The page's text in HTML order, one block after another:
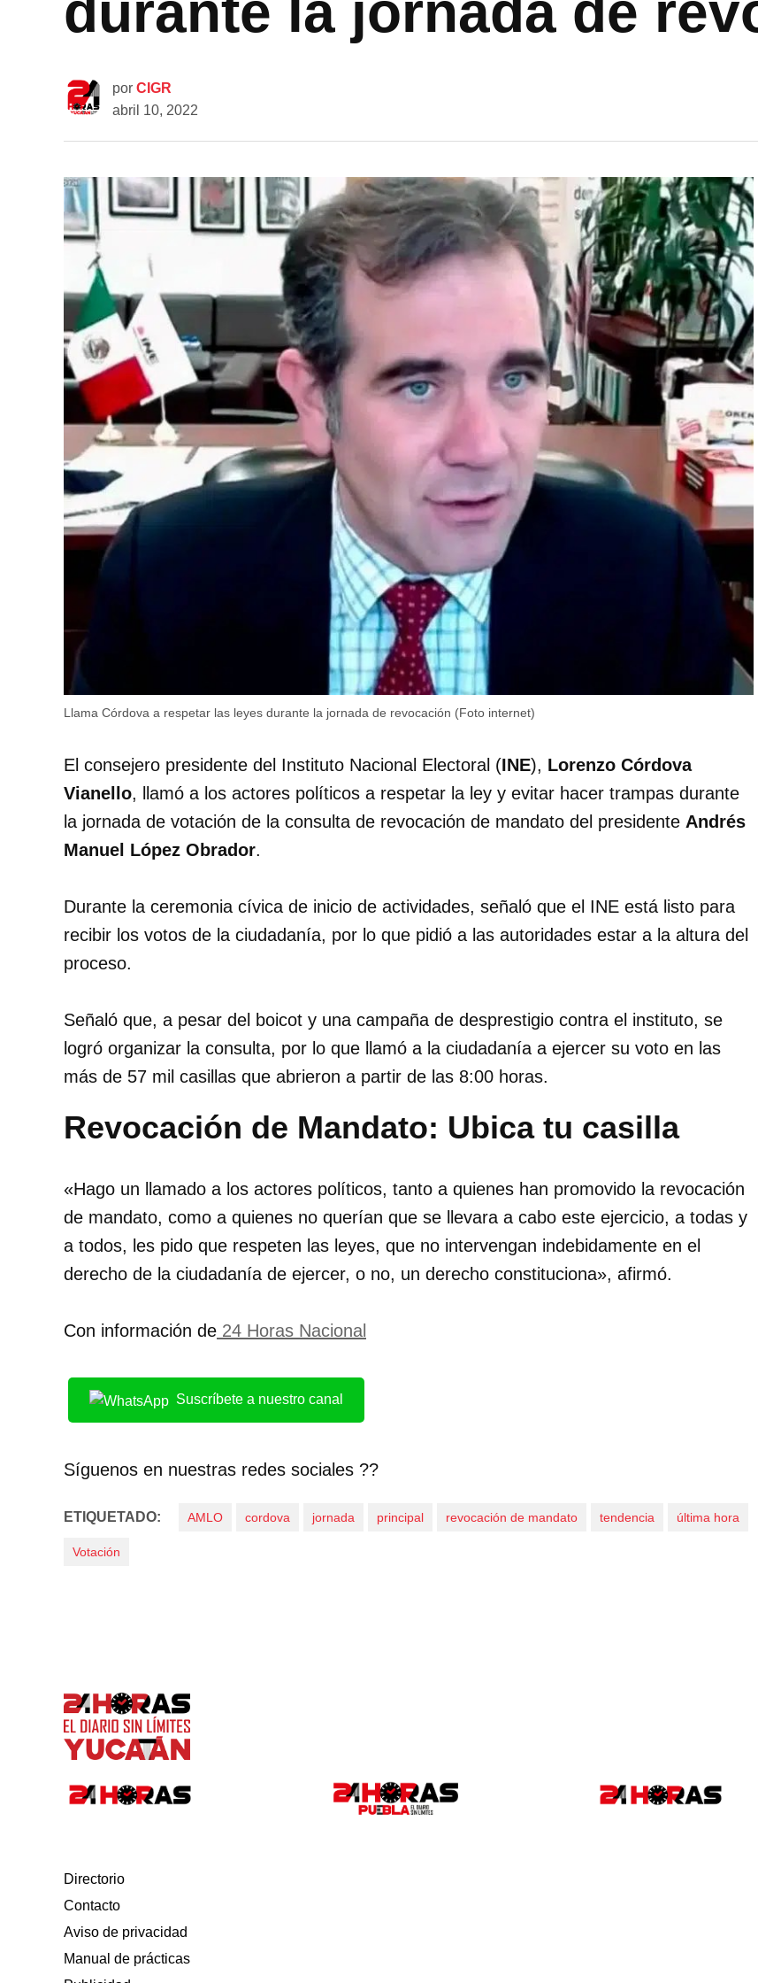
por CIGR
abril 10, 2022
Llama Córdova a respetar las leyes durante la jornada de revocación (Foto internet)
El consejero presidente del Instituto Nacional Electoral (INE), Lorenzo Córdova
Vianello, llamó a los actores políticos a respetar la ley y evitar hacer trampas durante
la jornada de votación de la consulta de revocación de mandato del presidente Andrés
Manuel López Obrador.
Durante la ceremonia cívica de inicio de actividades, señaló que el INE está listo para
recibir los votos de la ciudadanía, por lo que pidió a las autoridades estar a la altura del
proceso.
Señaló que, a pesar del boicot y una campaña de desprestigio contra el instituto, se
logró organizar la consulta, por lo que llamó a la ciudadanía a ejercer su voto en las
más de 57 mil casillas que abrieron a partir de las 8:00 horas.
Revocación de Mandato: Ubica tu casilla
«Hago un llamado a los actores políticos, tanto a quienes han promovido la revocación
de mandato, como a quienes no querían que se llevara a cabo este ejercicio, a todas y
a todos, les pido que respeten las leyes, que no intervengan indebidamente en el
derecho de la ciudadanía de ejercer, o no, un derecho constituciona», afirmó.
Con información de 24 Horas Nacional
Suscríbete a nuestro canal
Síguenos en nuestras redes sociales ??
ETIQUETADO: AMLO cordova jornada principal revocación de mandato tendencia última hora
Votación
Directorio
Contacto
Aviso de privacidad
Manual de prácticas